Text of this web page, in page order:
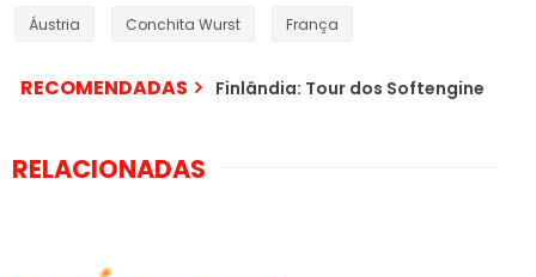
Áustria Conchita Wurst França
RECOMENDADAS Finlândia: Tour dos Softengine
RELACIONADAS